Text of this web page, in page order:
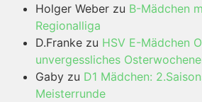
Holger Weber zu B-Mädchen
Regionalliga
D.Franke zu HSV E-Mädchen
unvergessliches
Gaby zu D1 Mädchen:
Meisterrunde